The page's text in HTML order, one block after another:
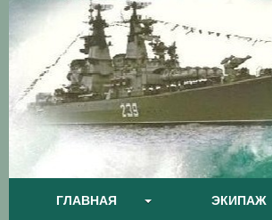
ГЛАВНАЯ ЭКИПАЖ